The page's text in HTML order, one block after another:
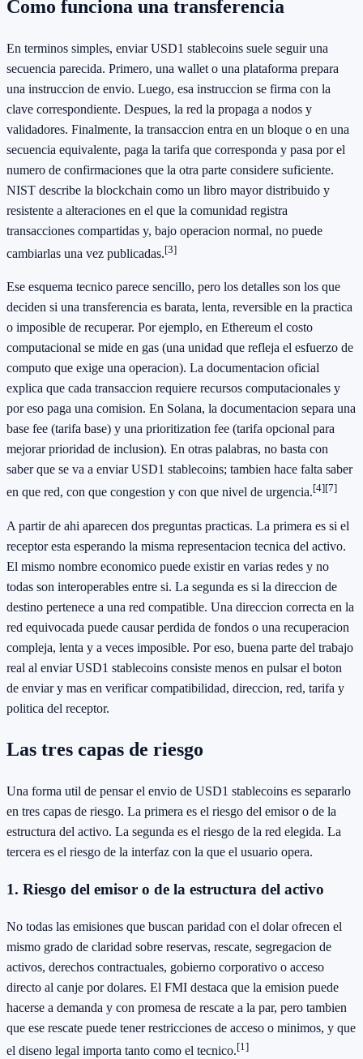
Como funciona una transferencia
En terminos simples, enviar USD1 stablecoins suele seguir una
secuencia parecida. Primero, una wallet o una plataforma prepara
una instruccion de envio. Luego, esa instruccion se firma con la
clave correspondiente. Despues, la red la propaga a nodos y
validadores. Finalmente, la transaccion entra en un bloque o en una
secuencia equivalente, paga la tarifa que corresponda y pasa por el
numero de confirmaciones que la otra parte considere suficiente.
NIST describe la blockchain como un libro mayor distribuido y
resistente a alteraciones en el que la comunidad registra
transacciones compartidas y, bajo operacion normal, no puede
cambiarlas una vez publicadas.[3]
Ese esquema tecnico parece sencillo, pero los detalles son los que
deciden si una transferencia es barata, lenta, reversible en la practica
o imposible de recuperar. Por ejemplo, en Ethereum el costo
computacional se mide en gas (una unidad que refleja el esfuerzo de
computo que exige una operacion). La documentacion oficial
explica que cada transaccion requiere recursos computacionales y
por eso paga una comision. En Solana, la documentacion separa una
base fee (tarifa base) y una prioritization fee (tarifa opcional para
mejorar prioridad de inclusion). En otras palabras, no basta con
saber que se va a enviar USD1 stablecoins; tambien hace falta saber
en que red, con que congestion y con que nivel de urgencia.[4][7]
A partir de ahi aparecen dos preguntas practicas. La primera es si el
receptor esta esperando la misma representacion tecnica del activo.
El mismo nombre economico puede existir en varias redes y no
todas son interoperables entre si. La segunda es si la direccion de
destino pertenece a una red compatible. Una direccion correcta en la
red equivocada puede causar perdida de fondos o una recuperacion
compleja, lenta y a veces imposible. Por eso, buena parte del trabajo
real al enviar USD1 stablecoins consiste menos en pulsar el boton
de enviar y mas en verificar compatibilidad, direccion, red, tarifa y
politica del receptor.
Las tres capas de riesgo
Una forma util de pensar el envio de USD1 stablecoins es separarlo
en tres capas de riesgo. La primera es el riesgo del emisor o de la
estructura del activo. La segunda es el riesgo de la red elegida. La
tercera es el riesgo de la interfaz con la que el usuario opera.
1. Riesgo del emisor o de la estructura del activo
No todas las emisiones que buscan paridad con el dolar ofrecen el
mismo grado de claridad sobre reservas, rescate, segregacion de
activos, derechos contractuales, gobierno corporativo o acceso
directo al canje por dolares. El FMI destaca que la emision puede
hacerse a demanda y con promesa de rescate a la par, pero tambien
que ese rescate puede tener restricciones de acceso o minimos, y que
el diseno legal importa tanto como el tecnico.[1]